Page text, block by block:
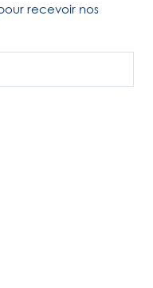
recevoir nos